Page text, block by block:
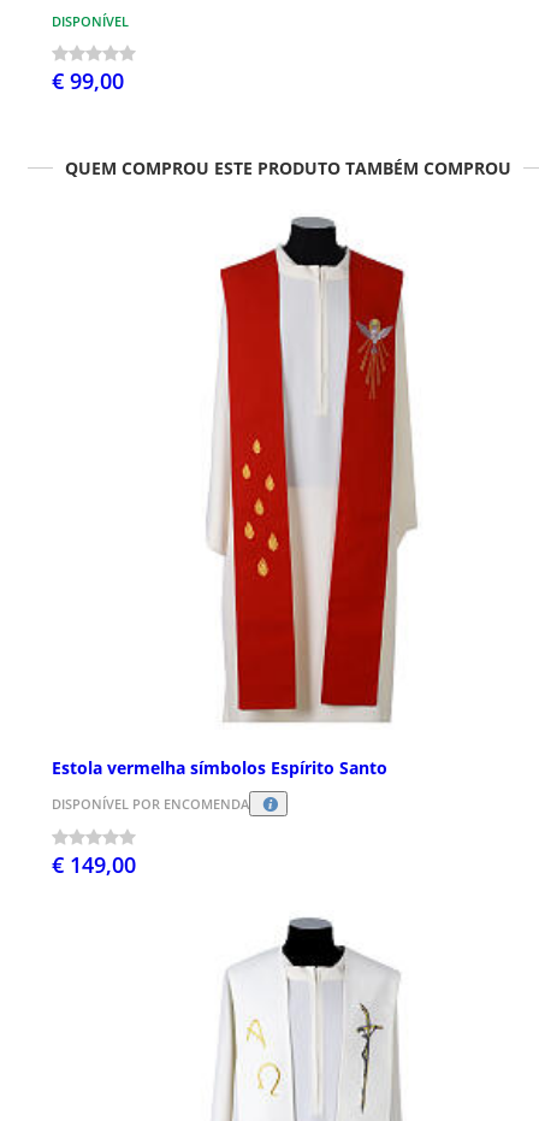
DISPONÍVEL
€ 99,00
QUEM COMPROU ESTE PRODUTO TAMBÉM COMPROU
Estola vermelha símbolos Espírito Santo
DISPONÍVEL POR ENCOMENDA
€ 149,00